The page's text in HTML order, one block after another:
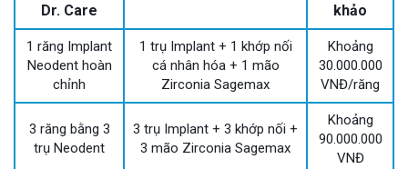
Dr. Care
khảo
1 răng Implant
Neodent hoàn
chỉnh
1 trụ Implant + 1 khớp nối
cá nhân hóa + 1 mão
Zirconia Sagemax
Khoảng
30.000.000
VNĐ/răng
3 răng bằng 3
trụ Neodent
3 trụ Implant + 3 khớp nối +
3 mão Zirconia Sagemax
Khoảng
90.000.000
VNĐ